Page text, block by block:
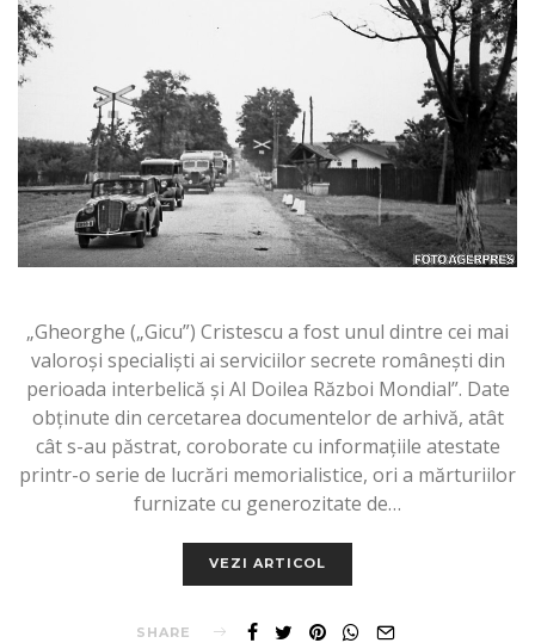
„Gheorghe („Gicu”) Cristescu a fost unul dintre cei mai
valoroşi specialişti ai serviciilor secrete româneşti din
perioada interbelică şi Al Doilea Război Mondial”. Date
obţinute din cercetarea documentelor de arhivă, atât
cât s-au păstrat, coroborate cu informaţiile atestate
printr-o serie de lucrări memorialistice, ori a mărturiilor
furnizate cu generozitate de…
VEZI ARTICOL
SHARE